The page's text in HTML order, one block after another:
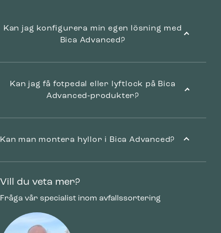
Bica Modell 950 Avfallssortering 2×65 +
1,081.00 €
Kan jag konfigurera min egen lösning med
Bica Advanced?
Kan jag få fotpedal eller lyftlock på Bica
Advanced‑produkter?
Kan man montera hyllor i Bica Advanced?
Vill du veta mer?
Fråga vår specialist inom avfallssortering